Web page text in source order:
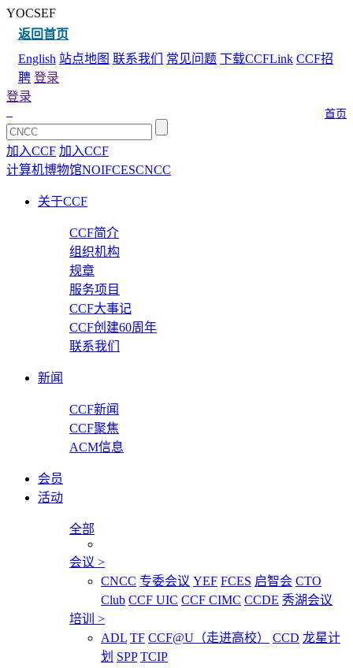
YOCSEF
返回首页
English 站点地图 联系我们 常见问题 下载CCFLink CCF招
聘 登录
首页
登录
加入CCF 加入CCF
计算机博物馆NOIFCESCNCC
关于CCF
CCF简介
组织机构
规章
服务项目
CCF大事记
CCF创建60周年
联系我们
新闻
CCF新闻
CCF聚焦
ACM信息
会员
活动
全部
会议 >
CNCC 专委会议 YEF FCES 启智会 CTO
Club CCF UIC CCF CIMC CCDE 秀湖会议
培训 >
ADL TF CCF@U（走进高校） CCD 龙星计
划 SPP TCIP